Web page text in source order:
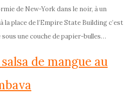
de New-York dans le noir, à un
la place de l’Empire State Building c’est
une couche de papier-bulles…
de mangue au